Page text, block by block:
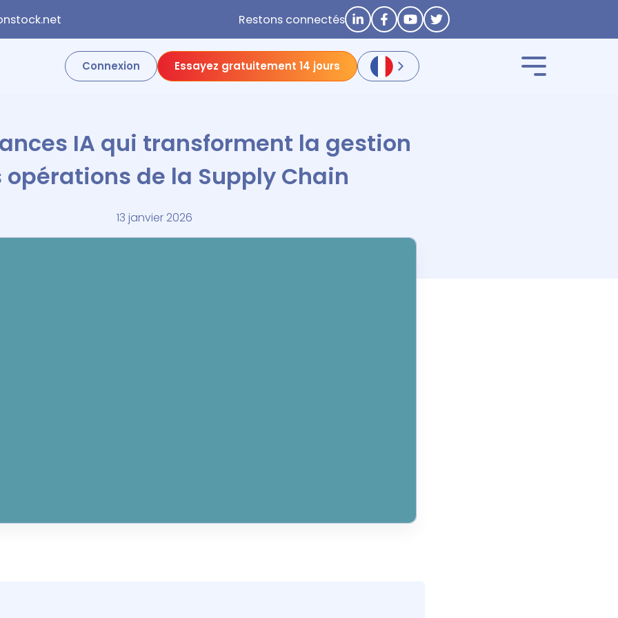
Restons connectés
Connexion Essayez gratuitement 14 jours
IA qui transforment la gestion
opérations de la Supply Chain
13 janvier 2026